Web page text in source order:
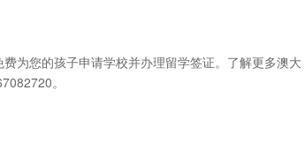
为您的孩子申请学校并办理留学签证。了解更多澳大
。